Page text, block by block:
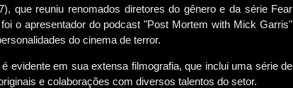
que reuniu renomados diretores do gênero e da série Fear
o apresentador do podcast "Post Mortem with Mick Garris"
do cinema de terror.
evidente em sua extensa filmografia, que inclui uma série de
e colaborações com diversos talentos do setor.